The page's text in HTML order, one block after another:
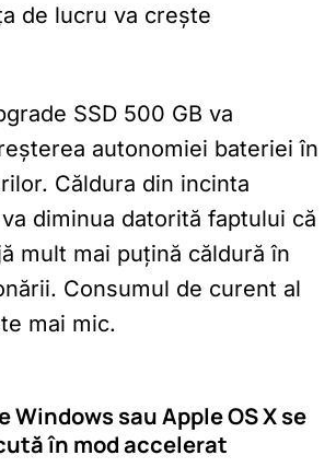
de lucru va crește
SSD 500 GB va
autonomiei bateriei în
Căldura din incinta
diminua datorită faptului că
mult mai puțină căldură în
Consumul de curent al
mai mic.
Windows sau Apple OS X se
în mod accelerat